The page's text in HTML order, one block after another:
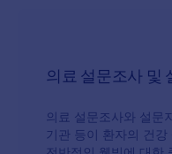
의료 설문조사 및
의료 설문조사와 설문
기관 등이 환자의 건